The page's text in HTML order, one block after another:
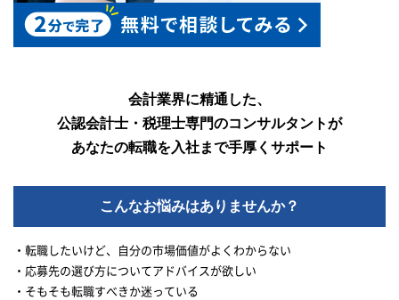
会計業界に精通した、
公認会計士・税理士専門のコンサルタントが
あなたの転職を入社まで手厚くサポート
こんなお悩みはありませんか？
・転職したいけど、自分の市場価値がよくわからない
・応募先の選び方についてアドバイスが欲しい
・そもそも転職すべきか迷っている